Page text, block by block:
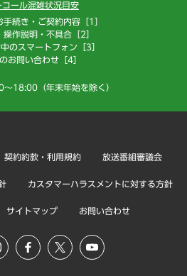
コール混雑状況目安
手続き・ご契約内容［1］
操作説明・不具合［2］
のスマートフォン［3］
お問い合わせ［4］
18:00（年末年始を除く）
契約約款・利用規約 放送番組審議会
カスタマーハラスメントに対する方針
サイトマップ お問い合わせ